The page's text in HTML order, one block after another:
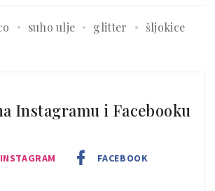
suho ulje glitter šljokice
Instagramu i Facebooku
INSTAGRAM FACEBOOK